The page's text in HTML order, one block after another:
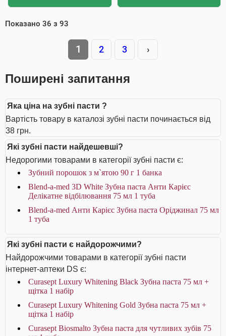
Показано 36 з 93
1 2 3 ›
Поширені запитання
Яка ціна на зубні пасти ?
Вартість товару в каталозі зубні пасти починається від
38 грн.
Які зубні пасти найдешевші?
Недорогими товарами в категорії зубні пасти є:
Зубний порошок з м`ятою 90 г 1 банка
Blend-a-med 3D White Зубна паста Анти Карієс
Делікатне відбілювання 75 мл 1 туба
Blend-a-med Анти Карієс Зубна паста Оріджинал 75 мл
1 туба
Які зубні пасти є найдорожчими?
Найдорожчими товарами в категорії зубні пасти
інтернет-аптеки DS є:
Curasept Luxury Whitening Black Зубна паста 75 мл +
щітка 1 набір
Curasept Luxury Whitening Gold Зубна паста 75 мл +
щітка 1 набір
Curasept Biosmalto Зубна паста для чутливих зубів 75